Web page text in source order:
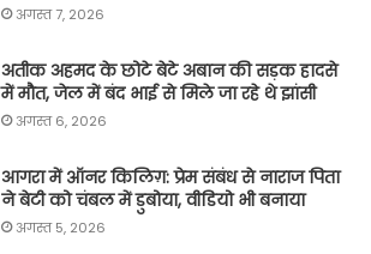
अगस्त 7, 2026
अतीक अहमद के छोटे बेटे अबान की सड़क हादसे
में मौत, जेल में बंद भाई से मिले जा रहे थे झांसी
अगस्त 6, 2026
आगरा में ऑनर किलिग़: प्रेम संबंध से नाराज पिता
ने बेटी को चंबल में डुबोया, वीडियो भी बनाया
अगस्त 5, 2026